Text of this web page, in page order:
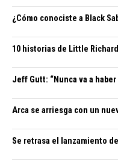
¿Cómo conociste a Black
10 historias de Little
Jeff Gutt: “Nunca va a
Arca se arriesga con un
Se retrasa el lanzamiento